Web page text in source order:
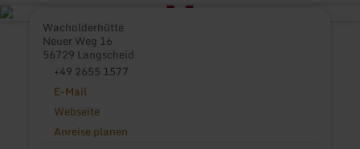
Wacholderhütte
Neuer Weg 16
56729 Langscheid
+49 2655 1577
E-Mail
Webseite
Anreise planen